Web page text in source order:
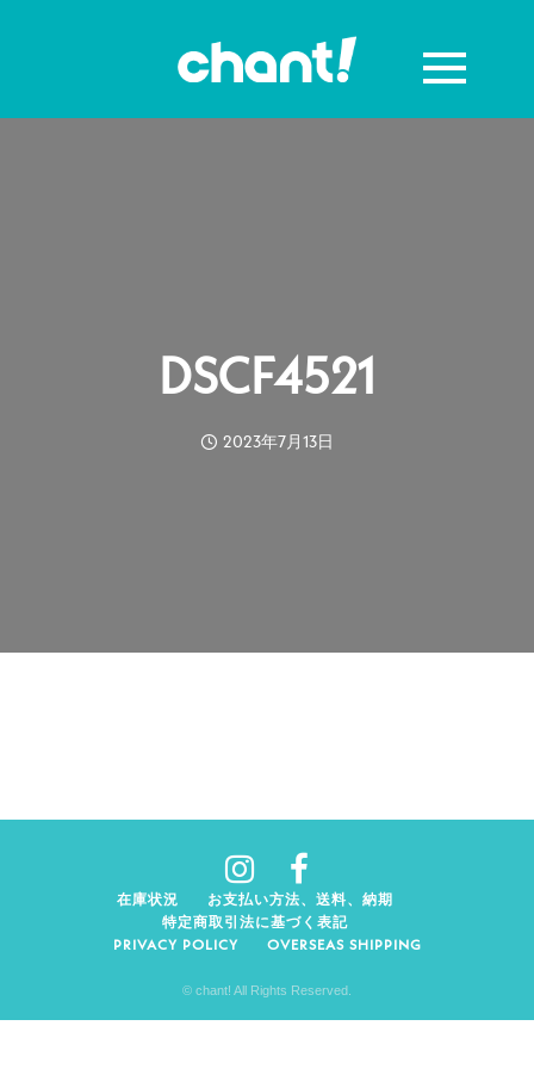
DSCF4521
2023年7月13日
在庫状況
お支払い方法、送料、納期
特定商取引法に基づく表記
PRIVACY POLICY
OVERSEAS SHIPPING
© chant! All Rights Reserved.